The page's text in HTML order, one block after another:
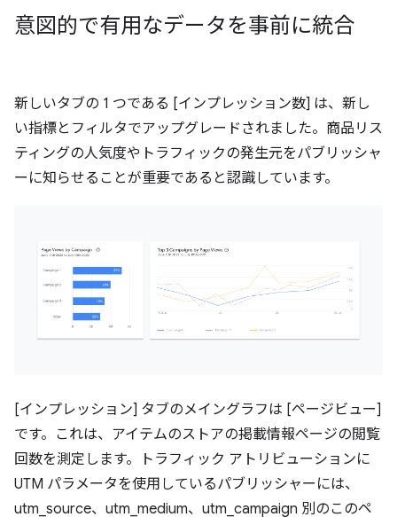
意図的で有用なデータを事前に統合
新しいタブの 1 つである [インプレッション数] は、新し
い指標とフィルタでアップグレードされました。商品リス
ティングの人気度やトラフィックの発生元をパブリッシャ
ーに知らせることが重要であると認識しています。
[インプレッション] タブのメイングラフは [ページビュー]
です。これは、アイテムのストアの掲載情報ページの閲覧
回数を測定します。トラフィック アトリビューションに
UTM パラメータを使用しているパブリッシャーには、
utm_source、utm_medium、utm_campaign 別のこのペ